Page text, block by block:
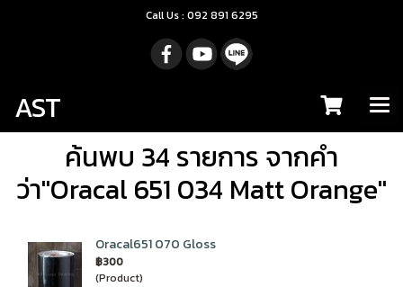
Call Us : 092 891 6295
AST
ค้นพบ 34 รายการ จากคำ
ว่า"Oracal 651 034 Matt Orange"
Oracal651 070 Gloss
฿300
(Product)